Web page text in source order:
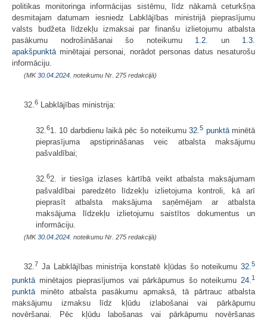
politikas monitoringa informācijas sistēmu, līdz nākamā ceturkšņa
desmitajam datumam iesniedz Labklājības ministrijā pieprasījumu
valsts budžeta līdzekļu izmaksai par finanšu izlietojumu atbalsta
pasākumu nodrošināšanai šo noteikumu 1.2. un 1.3.
apakšpunktā minētajai personai, norādot personas datus nesaturošu
informāciju.
(MK30.04.2024. noteikumu Nr. 275 redakcijā)
32.6 Labklājības ministrija:
32.61. 10 darbdienu laikā pēc šo noteikumu32.5 punktāminētā
pieprasījuma apstiprināšanas veic atbalsta maksājumu
pašvaldībai;
32.62. ir tiesīga izlases kārtībā veikt atbalsta maksājumam
pašvaldībai paredzēto līdzekļu izlietojuma kontroli, kā arī
pieprasīt atbalsta maksājuma saņēmējam ar atbalsta
maksājuma līdzekļu izlietojumu saistītos dokumentus un
informāciju.
(MK30.04.2024. noteikumu Nr. 275 redakcijā)
32.7 Ja Labklājības ministrija konstatē kļūdas šo noteikumu 32.5
punktāminētajos pieprasījumos vai pārkāpumus šo noteikumu 24.1
punktāminēto atbalsta pasākumu apmaksā, tā pārtrauc atbalsta
maksājumu izmaksu līdz kļūdu izlabošanai vai pārkāpumu
novēršanai. Pēc kļūdu labošanas vai pārkāpumu novēršanas